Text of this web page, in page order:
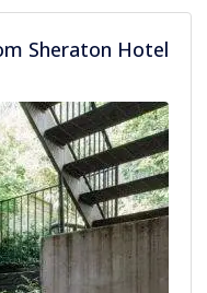
Sheraton Hotel